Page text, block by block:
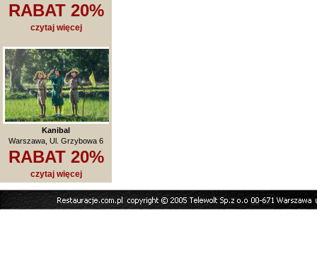
RABAT 20%
czytaj więcej
Kanibal
Warszawa, Ul. Grzybowa 6
RABAT 20%
czytaj więcej